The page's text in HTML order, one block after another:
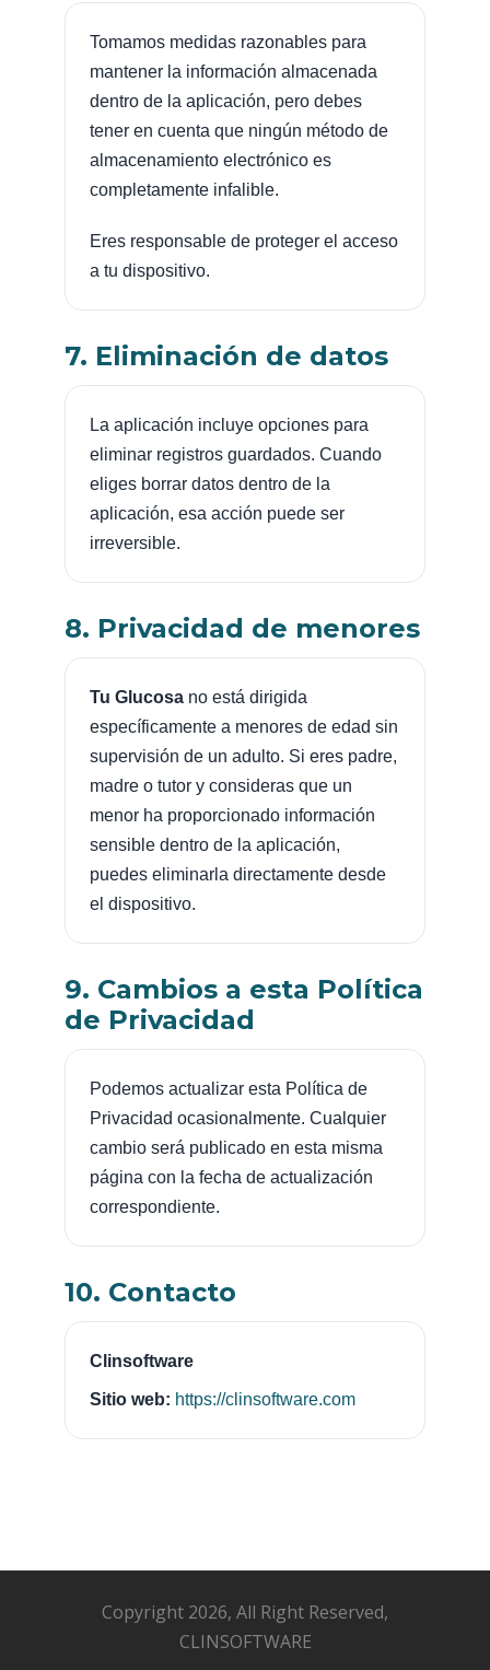
Tomamos medidas razonables para
mantener la información almacenada
dentro de la aplicación, pero debes
tener en cuenta que ningún método de
almacenamiento electrónico es
completamente infalible.
Eres responsable de proteger el acceso
a tu dispositivo.
7. Eliminación de datos
La aplicación incluye opciones para
eliminar registros guardados. Cuando
eliges borrar datos dentro de la
aplicación, esa acción puede ser
irreversible.
8. Privacidad de menores
Tu Glucosa no está dirigida
específicamente a menores de edad sin
supervisión de un adulto. Si eres padre,
madre o tutor y consideras que un
menor ha proporcionado información
sensible dentro de la aplicación,
puedes eliminarla directamente desde
el dispositivo.
9. Cambios a esta Política
de Privacidad
Podemos actualizar esta Política de
Privacidad ocasionalmente. Cualquier
cambio será publicado en esta misma
página con la fecha de actualización
correspondiente.
10. Contacto
Clinsoftware
Sitio web: https://clinsoftware.com
Copyright 2026, All Right Reserved,
CLINSOFTWARE